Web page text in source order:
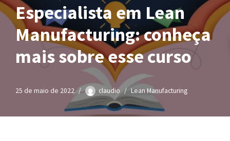
Especialista em Lean
Manufacturing: conheça
mais sobre esse curso
25 de maio de 2022 claudio Lean Manufacturing